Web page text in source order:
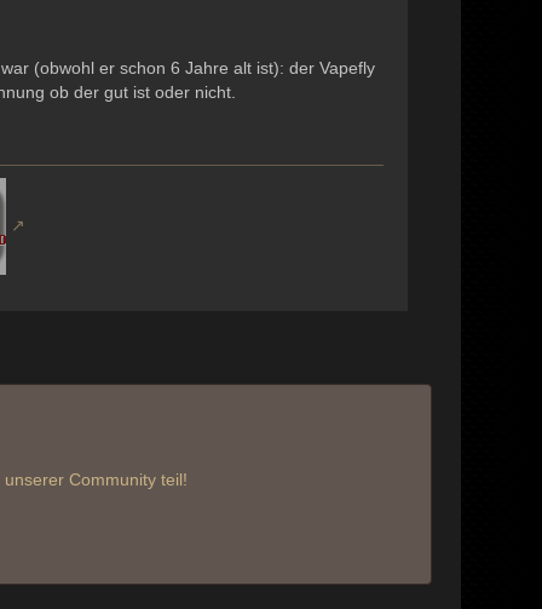
(obwohl er schon 6 Jahre alt ist): der Vapefly
ob der gut ist oder nicht.
Community teil!